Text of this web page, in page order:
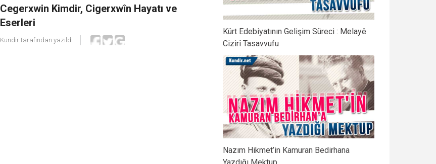
Cegerxwin Kimdir, Cigerxwîn Hayatı ve
Eserleri
Kundir tarafından yazıldı
Kürt Edebiyatının Gelişim Süreci : Melayê
Cizirî Tasavvufu
Nazım Hikmet’in Kamuran Bedirhana